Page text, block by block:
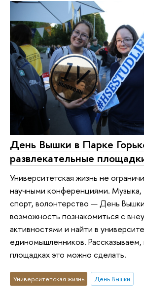
День Вышки в Парке
развлекательные
Университетская жизнь не
научными конференциями. Музыка,
спорт, волонтерство — День
возможность познакомиться с
активностями и найти в
единомышленников. Рассказываем,
площадках это можно сделать.
Университетская жизнь День Вышки